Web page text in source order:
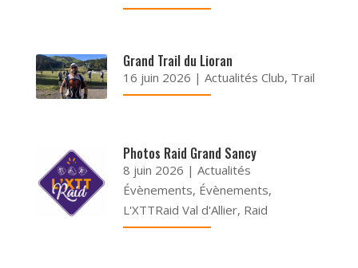
Grand Trail du Lioran
16 juin 2026 |Actualités Club, Trail
Photos Raid Grand Sancy
8 juin 2026 |Actualités
Évènements, Évènements,
L'XTTRaid Val d'Allier, Raid